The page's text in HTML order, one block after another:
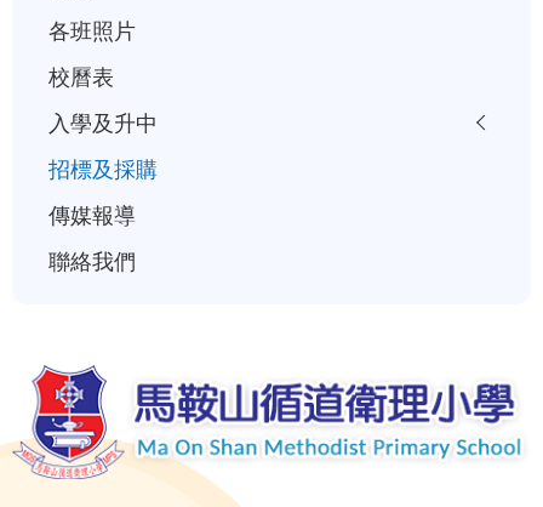
各班照片
校曆表
入學及升中
招標及採購
傳媒報導
聯絡我們